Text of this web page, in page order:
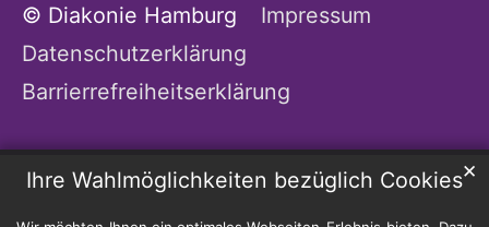
Ihre Wahlmöglichkeiten bezüglich Cookies✕
© Diakonie Hamburg
Impressum
Datenschutzerklärung
Barrierrefreiheitserklärung